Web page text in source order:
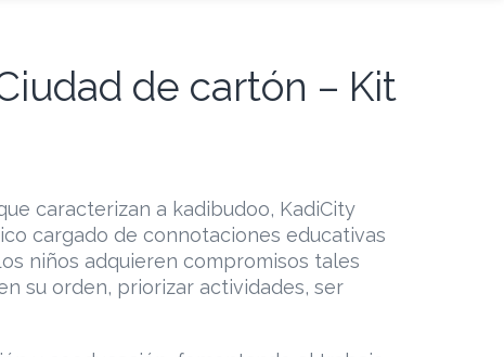
de cartón – Kit
caracterizan a kadibudoo, KadiCity
cargado de connotaciones educativas
niños adquieren compromisos tales
su orden, priorizar actividades, ser